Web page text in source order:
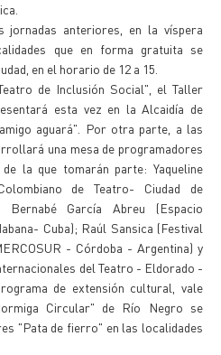
anteriores, en la víspera
que en forma gratuita se
en el horario de 12 a 15.
de Inclusión Social", el Taller
esta vez en la Alcaidía de
aguará". Por otra parte, a las
una mesa de programadores
la que tomarán parte: Yaqueline
de Teatro- Ciudad de
Bernabé García Abreu (Espacio
Cuba); Raúl Sansica (Festival
- Córdoba - Argentina) y
del Teatro - Eldorado -
de extensión cultural, vale
Circular" de Río Negro se
"Pata de fierro" en las localidades